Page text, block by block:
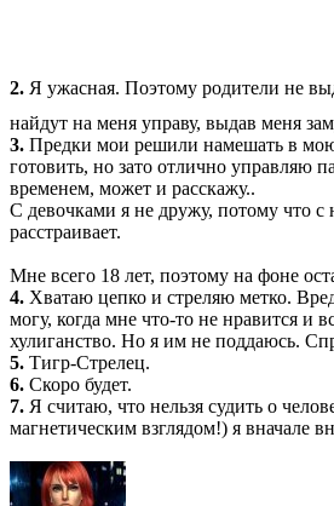
2. Я ужасная. Поэтому родители не
найдут на меня управу, выдав меня
3. Предки мои решили намешать в мою
готовить, но зато отлично управляю
временем, может и расскажу..
С девочками я не дружу, потому что с
расстраивает.
Мне всего 18 лет, поэтому на фоне
4. Хватаю цепко и стреляю метко.
могу, когда мне что-то не нравится и
хулиганство. Но я им не поддаюсь.
5. Тигр-Стрелец.
6. Скоро будет.
7. Я считаю, что нельзя судить о
магнетическим взглядом!) я вначале